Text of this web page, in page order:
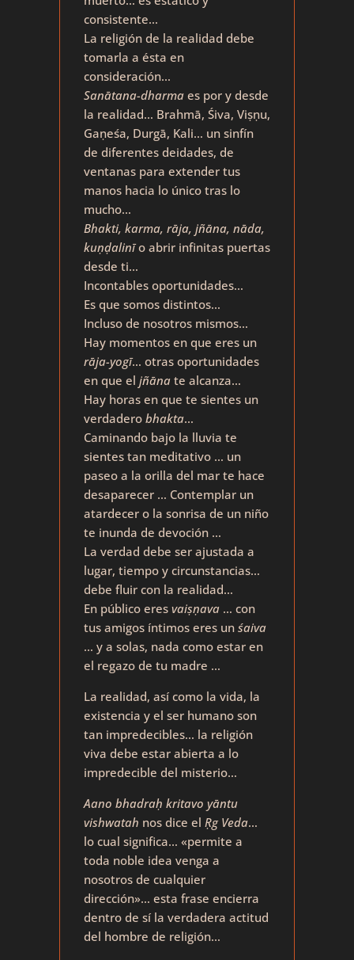
consistente…
La religión de la realidad debe
tomarla a ésta en
consideración…
Sanātana-dharmaes por y desde
la realidad… Brahmā, Śiva, Viṣṇu,
Gaṇeśa, Durgā, Kali… un sinfín
de diferentes deidades, de
ventanas para extender tus
manos hacia lo único tras lo
mucho…
Bhakti, karma, rāja, jñāna, nāda,
kuṇḍalinīo abrir infinitas puertas
desde ti…
Incontables oportunidades…
Es que somos distintos…
Incluso de nosotros mismos…
Hay momentos en que eres un
rāja-yogī… otras oportunidades
en que el jñānate alcanza…
Hay horas en que te sientes un
verdadero bhakta…
Caminando bajo la lluvia te
sientes tan meditativo … un
paseo a la orilla del mar te hace
desaparecer … Contemplar un
atardecer o la sonrisa de un niño
te inunda de devoción …
La verdad debe ser ajustada a
lugar, tiempo y circunstancias…
debe fluir con la realidad…
En público eres vaiṣṇava… con
tus amigos íntimos eres un śaiva
… y a solas, nada como estar en
el regazo de tu madre …
La realidad, así como la vida, la
existencia y el ser humano son
tan impredecibles… la religión
viva debe estar abierta a lo
impredecible del misterio…
Aano bhadraḥ kritavo yāntu
vishwatah nos dice el Ṛg Veda…
lo cual significa… «permite a
toda noble idea venga a
nosotros de cualquier
dirección»… esta frase encierra
dentro de sí la verdadera actitud
del hombre de religión…